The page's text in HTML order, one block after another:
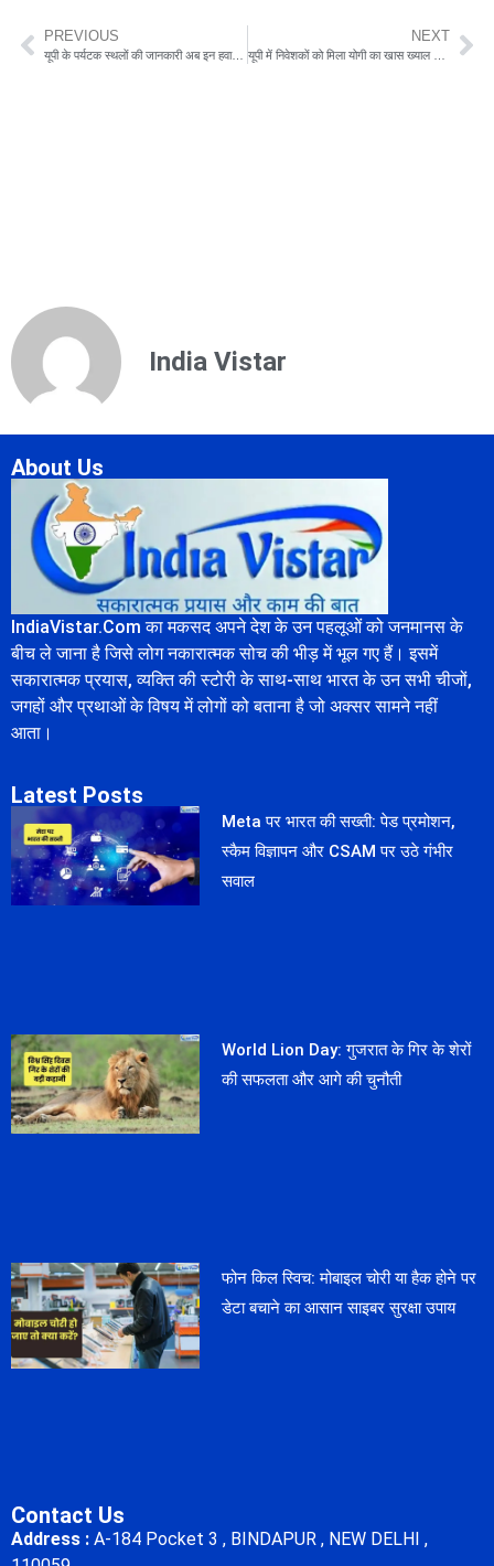
PREVIOUS
यूपी के पर्यटक स्थलों की जानकारी अब इन हवाई अड्डों पर ही मिल जाएगी
NEXT
India Vistar
About Us
IndiaVistar.Com का मकसद अपने देश के उन पहलूओं को जनमानस के
बीच ले जाना है जिसे लोग नकारात्मक सोच की भीड़ में भूल गए हैं। इसमें
सकारात्मक प्रयास, व्यक्ति की स्टोरी के साथ-साथ भारत के उन सभी चीजों,
जगहों और प्रथाओं के विषय में लोगों को बताना है जो अक्सर सामने नहीं
आता।
Latest Posts
Meta पर भारत की सख्ती: पेड प्रमोशन,
स्कैम विज्ञापन और CSAM पर उठे गंभीर
सवाल
World Lion Day: गुजरात के गिर के शेरों
की सफलता और आगे की चुनौती
फोन किल स्विच: मोबाइल चोरी या हैक होने पर
डेटा बचाने का आसान साइबर सुरक्षा उपाय
Contact Us
Address : A-184 Pocket 3 , BINDAPUR , NEW DELHI ,